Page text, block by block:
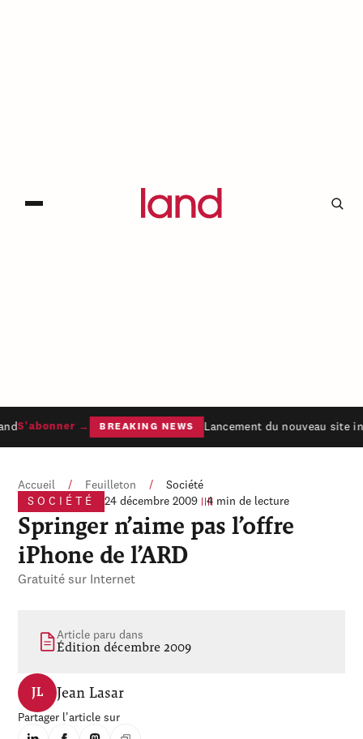
S'abonner → BREAKING NEWS Lancement du nouveau site
Accueil / Feuilleton /
Société
SOCIÉTÉ
24 décembre 2009 4 min de lecture
Springer n’aime pas l’offre
iPhone de l’ARD
Gratuité sur Internet
Article paru dans
Édition décembre 2009
JL Jean Lasar
Partager l'article sur